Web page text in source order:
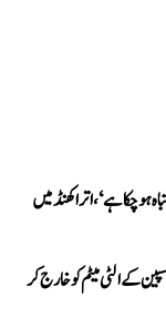
ہو چکا ہے‘، اتراکھنڈ میں
کے الٹی میٹم کو خارج کر